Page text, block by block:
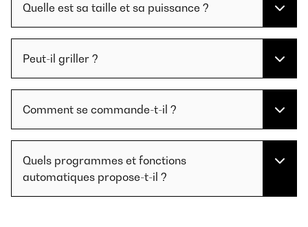
Quelle est sa taille et sa puissance ?
Peut-il griller ?
Comment se commande-t-il ?
Quels programmes et fonctions
automatiques propose-t-il ?